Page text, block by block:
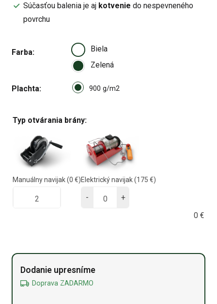
Súčasťou balenia je aj kotvenie do nespevneného
povrchu
Farba
Biela
Zelená
Plachta Select pa_plachta
900 g/m2
Typ otvárania brány:
Manuálny navijak(0 €)Elektrický navijak(175 €)
-
+
0 €
Alternative:
Dodanie upresníme
Doprava ZADARMO